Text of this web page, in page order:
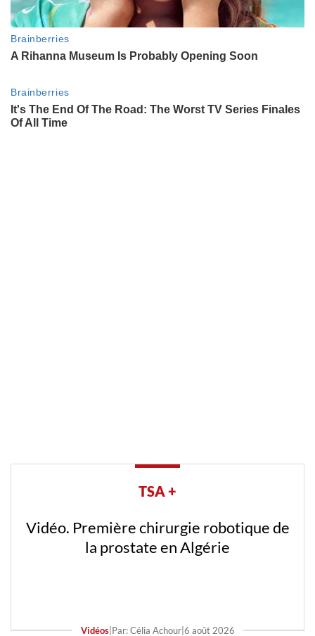
TSA +
Vidéo. Première chirurgie robotique de
la prostate en Algérie
Vidéos| Par: Célia Achour| 6 août 2026